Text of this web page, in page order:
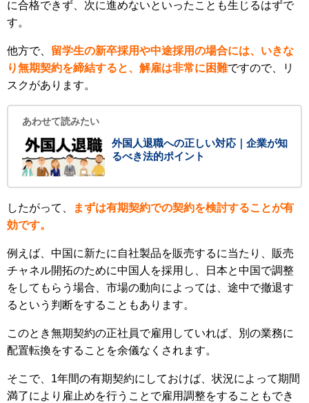
に合格できず、次に進めないといったことも生じるはずで
す。
他方で、 留学生の新卒採用や中途採用の場合には、いきな
り無期契約を締結すると、解雇は非常に困難ですので、リ
スクがあります。
あわせて読みたい
外国人退職への正しい対応｜企業が知
るべき法的ポイント
したがって、
まずは有期契約での契約を検討することが有
効です。
例えば、中国に新たに自社製品を販売するに当たり、販売
チャネル開拓のために中国人を採用し、日本と中国で調整
をしてもらう場合、市場の動向によっては、途中で撤退す
るという判断をすることもあります。
このとき無期契約の正社員で雇用していれば、別の業務に
配置転換をすることを余儀なくされます。
そこで、1年間の有期契約にしておけば、状況によって期間
満了により雇止めを行うことで雇用調整をすることもでき